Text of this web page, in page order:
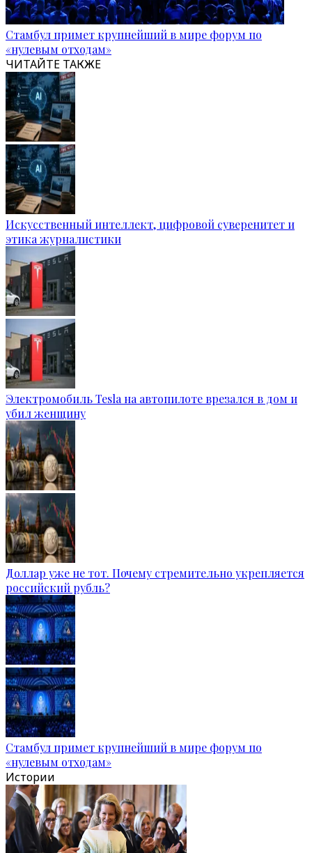
Стамбул примет крупнейший в мире форум по
«нулевым отходам»
ЧИТАЙТЕ ТАКЖЕ
Искусственный интеллект, цифровой суверенитет и
этика журналистики
Электромобиль Tesla на автопилоте врезался в дом и
убил женщину
Доллар уже не тот. Почему стремительно укрепляется
российский рубль?
Стамбул примет крупнейший в мире форум по
«нулевым отходам»
Истории